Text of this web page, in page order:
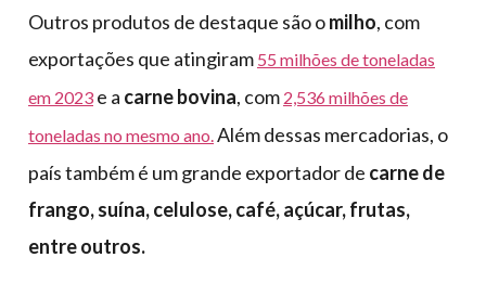
Outros produtos de destaque são omilho, com
exportações que atingiram 55 milhões de toneladas
em 2023 e a carne bovina, com 2,536 milhões de
toneladas no mesmo ano.Além dessas mercadorias, o
país também é um grande exportador de carne de
frango, suína, celulose, café, açúcar, frutas,
entre outros.